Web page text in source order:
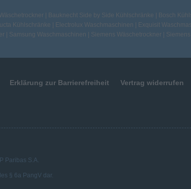
| Bauknecht Side by Side Kühlschränke | Bosch
Kühlschränke | Electrolux Waschmaschinen | Exquisit
| Samsung Waschmaschinen | Siemens Wäschetrockner |
Erklärung zur Barrierefreiheit Vertrag widerrufen
Paribas S.A.
§ 6a PangV dar.